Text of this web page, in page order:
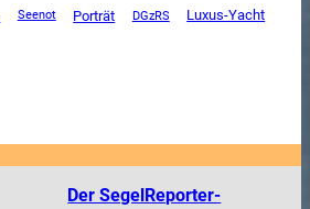
Seenot Porträt DGzRS Luxus-Yacht
Der SegelReporter-